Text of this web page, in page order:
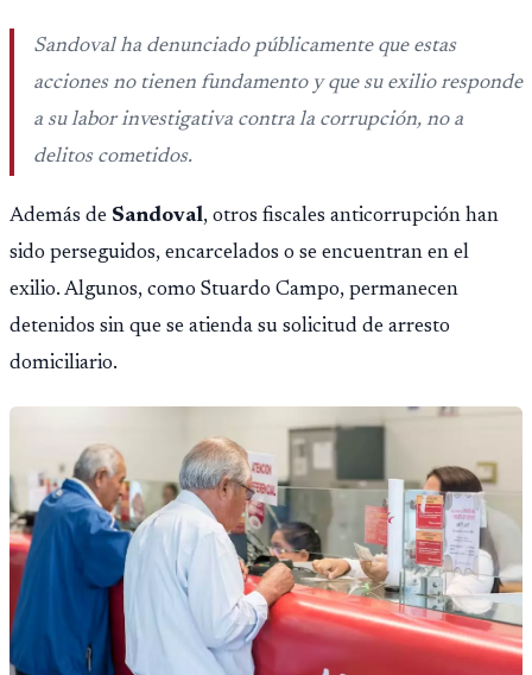
Sandoval ha denunciado públicamente que estas
acciones no tienen fundamento y que su exilio responde
a su labor investigativa contra la corrupción, no a
delitos cometidos.
Además de Sandoval, otros fiscales anticorrupción han
sido perseguidos, encarcelados o se encuentran en el
exilio. Algunos, como Stuardo Campo, permanecen
detenidos sin que se atienda su solicitud de arresto
domiciliario.